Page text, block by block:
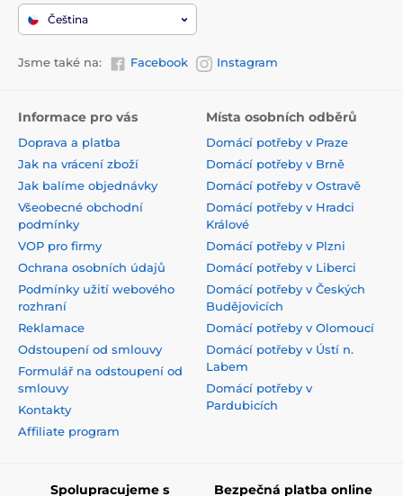
Čeština
Jsme také na: Facebook Instagram
Informace pro vás
Doprava a platba
Jak na vrácení zboží
Jak balíme objednávky
Všeobecné obchodní
podmínky
VOP pro firmy
Ochrana osobních údajů
Podmínky užití webového
rozhraní
Reklamace
Odstoupení od smlouvy
Formulář na odstoupení od
smlouvy
Kontakty
Affiliate program
Místa osobních odběrů
Domácí potřeby v Praze
Domácí potřeby v Brně
Domácí potřeby v Ostravě
Domácí potřeby v Hradci
Králové
Domácí potřeby v Plzni
Domácí potřeby v Liberci
Domácí potřeby v Českých
Budějovicích
Domácí potřeby v Olomoucí
Domácí potřeby v Ústí n.
Labem
Domácí potřeby v
Pardubicích
Spolupracujeme s Bezpečná platba online